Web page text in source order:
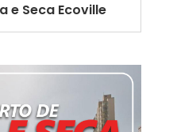
e Seca Ecoville